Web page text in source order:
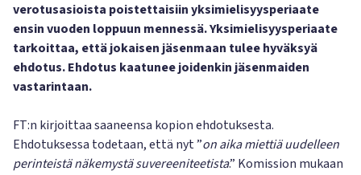
verotusasioista poistettaisiin yksimielisyysperiaate
ensin vuoden loppuun mennessä. Yksimielisyysperiaate
tarkoittaa, että jokaisen jäsenmaan tulee hyväksyä
ehdotus. Ehdotus kaatunee joidenkin jäsenmaiden
vastarintaan.
FT:n kirjoittaa saaneensa kopion ehdotuksesta.
Ehdotuksessa todetaan, että nyt ”on aika miettiä uudelleen
perinteistä näkemystä suvereeniteetista.” Komission mukaan